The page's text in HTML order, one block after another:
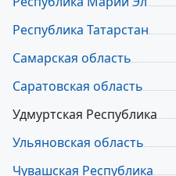
Республика Татарстан
Самарская область
Саратовская область
Удмуртская Республика
Ульяновская область
Чувашская Республика